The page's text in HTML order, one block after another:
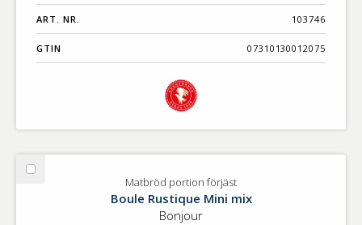
ART. NR. 103746
GTIN 07310130012075
Välj
Matbröd portion förjäst
Boule Rustique Mini mix
Bonjour